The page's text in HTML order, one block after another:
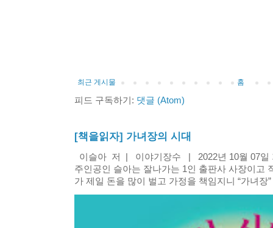
최근 게시물 홈
피드 구독하기: 댓글 (Atom)
[책을읽자] 가녀장의 시대
이슬아 저 | 이야기장수 | 2022년 10월 07일
주인공인 슬아는 잘나가는 1인 출판사 사장이고
가 제일 돈을 많이 벌고 가정을 책임지니 “가녀장